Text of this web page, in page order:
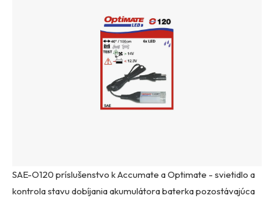
SAE-O120 príslušenstvo k Accumate a Optimate - svietidlo a
kontrola stavu dobíjania akumulátora baterka pozostávajúca